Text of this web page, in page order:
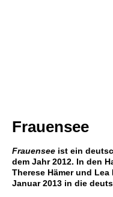
Frauensee
Frauensee ist ein
dem Jahr 2012. In den
Therese Hämer und Lea
Januar 2013 in die